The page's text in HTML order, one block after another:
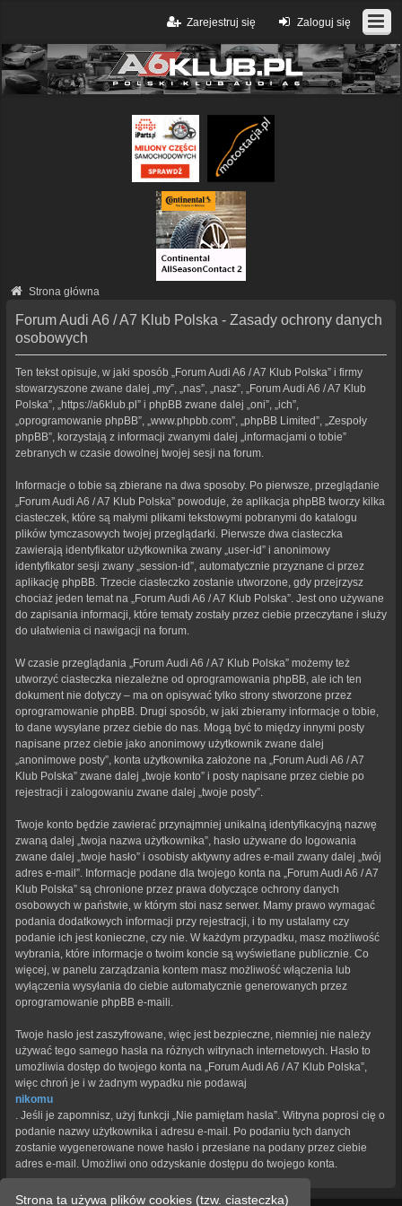
Strona ta używa plików cookies (tzw. ciasteczka)
Zaloguj się
Zarejestruj się
Strona główna
Forum Audi A6 / A7 Klub Polska - Zasady ochrony danych
osobowych
Ten tekst opisuje, w jaki sposób „Forum Audi A6 / A7 Klub Polska” i firmy
stowarzyszone zwane dalej „my”, „nas”, „nasz”, „Forum Audi A6 / A7 Klub
Polska”, „https://a6klub.pl” i phpBB zwane dalej „oni”, „ich”,
„oprogramowanie phpBB”, „www.phpbb.com”, „phpBB Limited”, „Zespoły
phpBB”, korzystają z informacji zwanymi dalej „informacjami o tobie”
zebranych w czasie dowolnej twojej sesji na forum.
Informacje o tobie są zbierane na dwa sposoby. Po pierwsze, przeglądanie
„Forum Audi A6 / A7 Klub Polska” powoduje, że aplikacja phpBB tworzy kilka
ciasteczek, które są małymi plikami tekstowymi pobranymi do katalogu
plików tymczasowych twojej przeglądarki. Pierwsze dwa ciasteczka
zawierają identyfikator użytkownika zwany „user-id” i anonimowy
identyfikator sesji zwany „session-id”, automatycznie przyznane ci przez
aplikację phpBB. Trzecie ciasteczko zostanie utworzone, gdy przejrzysz
chociaż jeden temat na „Forum Audi A6 / A7 Klub Polska”. Jest ono używane
do zapisania informacji, które tematy zostały przez ciebie przeczytane i służy
do ułatwienia ci nawigacji na forum.
W czasie przeglądania „Forum Audi A6 / A7 Klub Polska” możemy też
utworzyć ciasteczka niezależne od oprogramowania phpBB, ale ich ten
dokument nie dotyczy – ma on opisywać tylko strony stworzone przez
oprogramowanie phpBB. Drugi sposób, w jaki zbieramy informacje o tobie,
to dane wysyłane przez ciebie do nas. Mogą być to między innymi posty
napisane przez ciebie jako anonimowy użytkownik zwane dalej
„anonimowe posty”, konta użytkownika założone na „Forum Audi A6 / A7
Klub Polska” zwane dalej „twoje konto” i posty napisane przez ciebie po
rejestracji i zalogowaniu zwane dalej „twoje posty”.
Twoje konto będzie zawierać przynajmniej unikalną identyfikacyjną nazwę
zwaną dalej „twoja nazwa użytkownika”, hasło używane do logowania
zwane dalej „twoje hasło” i osobisty aktywny adres e-mail zwany dalej „twój
adres e-mail”. Informacje podane dla twojego konta na „Forum Audi A6 / A7
Klub Polska” są chronione przez prawa dotyczące ochrony danych
osobowych w państwie, w którym stoi nasz serwer. Mamy prawo wymagać
podania dodatkowych informacji przy rejestracji, i to my ustalamy czy
podanie ich jest konieczne, czy nie. W każdym przypadku, masz możliwość
wybrania, które informacje o twoim koncie są wyświetlane publicznie. Co
więcej, w panelu zarządzania kontem masz możliwość włączenia lub
wyłączenia wysyłania do ciebie automatycznie generowanych przez
oprogramowanie phpBB e-maili.
Twoje hasło jest zaszyfrowane, więc jest bezpieczne, niemniej nie należy
używać tego samego hasła na różnych witrynach internetowych. Hasło to
umożliwia dostęp do twojego konta na „Forum Audi A6 / A7 Klub Polska”,
więc chroń je i w żadnym wypadku nie podawaj
nikomu
. Jeśli je zapomnisz, użyj funkcji „Nie pamiętam hasła”. Witryna poprosi cię o
podanie nazwy użytkownika i adresu e-mail. Po podaniu tych danych
zostanie wygenerowane nowe hasło i przesłane na podany przez ciebie
adres e-mail. Umożliwi ono odzyskanie dostępu do twojego konta.